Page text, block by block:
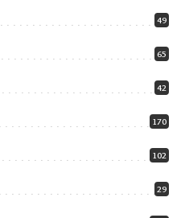
49
65
42
170
102
29